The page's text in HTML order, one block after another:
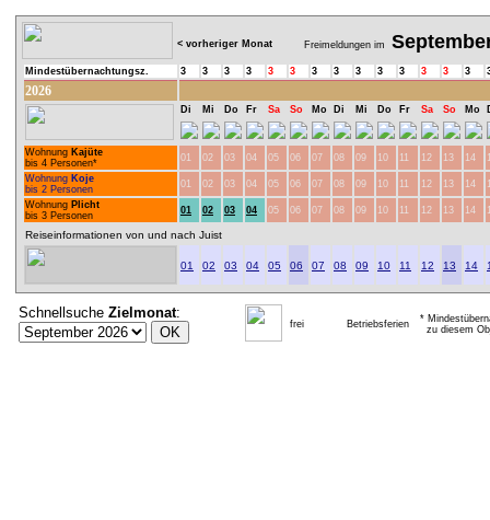
< vorheriger Monat Freimeldungen im
Mindestübernachtungsz. 3 3 3 3 3 3 3 3 3 3 3 3 3 3
2026
Di Mi Do Fr Sa So Mo Di Mi Do Fr Sa So Mo
Wohnung Kajüte
bis 4 Personen*
01 02 03 04 05 06 07 08 09 10 11 12 13 14
Wohnung Koje
bis 2 Personen
01 02 03 04 05 06 07 08 09 10 11 12 13 14
Wohnung Plicht
bis 3 Personen
01 02 03 04 05 06 07 08 09 10 11 12 13 14
Reiseinformationen von und nach Juist
01 02 03 04 05 06 07 08 09 10 11 12 13 14
Schnellsuche Zielmonat:
frei Betriebsferien
*
zu diesem